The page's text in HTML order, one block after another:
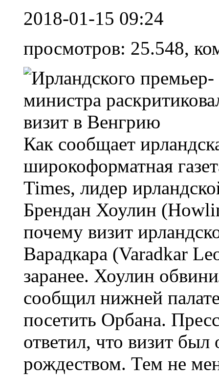
2018-01-15 09:24
просмотров: 25.548,
Как сообщает
широкоформатная
Times, лидер
Брендан Хоулин
почему визит
Варадкара (Varadkar
заранее. Хоулин
сообщил нижней
посетить Орбана.
ответил, что визит
рождеством. Тем не